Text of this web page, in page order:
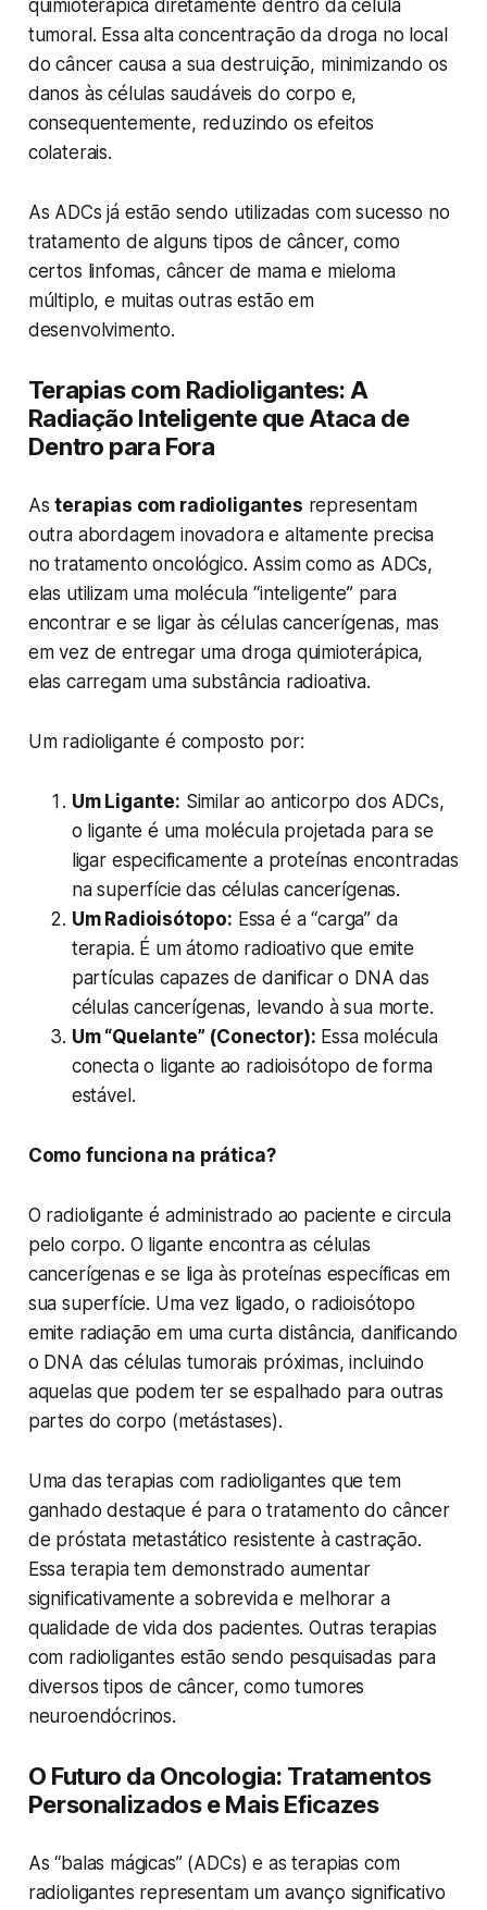
quimioterápica diretamente dentro da célula
tumoral. Essa alta concentração da droga no local
do câncer causa a sua destruição, minimizando os
danos às células saudáveis do corpo e,
consequentemente, reduzindo os efeitos
colaterais.
As ADCs já estão sendo utilizadas com sucesso no
tratamento de alguns tipos de câncer, como
certos linfomas, câncer de mama e mieloma
múltiplo, e muitas outras estão em
desenvolvimento.
Terapias com Radioligantes: A
Radiação Inteligente que Ataca de
Dentro para Fora
Asterapias com radioligantes representam
outra abordagem inovadora e altamente precisa
no tratamento oncológico. Assim como as ADCs,
elas utilizam uma molécula “inteligente” para
encontrar e se ligar às células cancerígenas, mas
em vez de entregar uma droga quimioterápica,
elas carregam uma substância radioativa.
Um radioligante é composto por:
Um Ligante: Similar ao anticorpo dos ADCs,
o ligante é uma molécula projetada para se
ligar especificamente a proteínas encontradas
na superfície das células cancerígenas.
Um Radioisótopo: Essa é a “carga” da
terapia. É um átomo radioativo que emite
partículas capazes de danificar o DNA das
células cancerígenas, levando à sua morte.
Um “Quelante” (Conector): Essa molécula
conecta o ligante ao radioisótopo de forma
estável.
Como funciona na prática?
O radioligante é administrado ao paciente e circula
pelo corpo. O ligante encontra as células
cancerígenas e se liga às proteínas específicas em
sua superfície. Uma vez ligado, o radioisótopo
emite radiação em uma curta distância, danificando
o DNA das células tumorais próximas, incluindo
aquelas que podem ter se espalhado para outras
partes do corpo (metástases).
Uma das terapias com radioligantes que tem
ganhado destaque é para o tratamento do câncer
de próstata metastático resistente à castração.
Essa terapia tem demonstrado aumentar
significativamente a sobrevida e melhorar a
qualidade de vida dos pacientes. Outras terapias
com radioligantes estão sendo pesquisadas para
diversos tipos de câncer, como tumores
neuroendócrinos.
O Futuro da Oncologia: Tratamentos
Personalizados e Mais Eficazes
As “balas mágicas” (ADCs) e as terapias com
radioligantes representam um avanço significativo